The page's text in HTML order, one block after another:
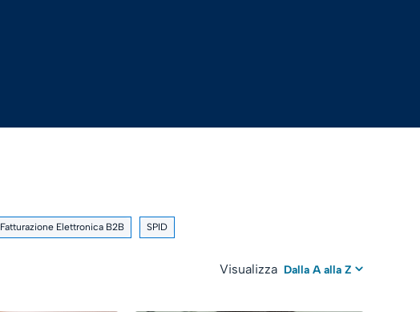
Fatturazione Elettronica B2B SPID
Visualizza Dalla A alla Z